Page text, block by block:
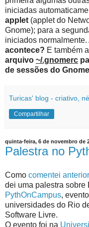
iniciadas
applet (applet do
Gnome); para a
iniciados
acontece? E também
arquivo ~/.gnomerc
de sessões do Gnome
Turicas' blog - criativo,
Compartilhar
quinta-feira, 6 de novembro de
Palestra no
Como comentei
dei uma palestra
PythOnCampus,
universidades do Rio
Software Livre.
O evento foi na